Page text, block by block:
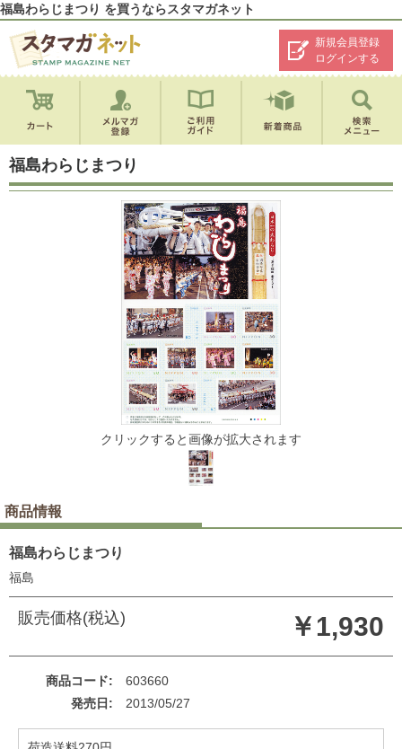
福島わらじまつり を買うならスタマガネット
新規会員登録
ログインする
福島わらじまつり
クリックすると画像が拡大されます
商品情報
福島わらじまつり
福島
販売価格(税込) ￥1,930
商品コード
603660
発売日
2013/05/27